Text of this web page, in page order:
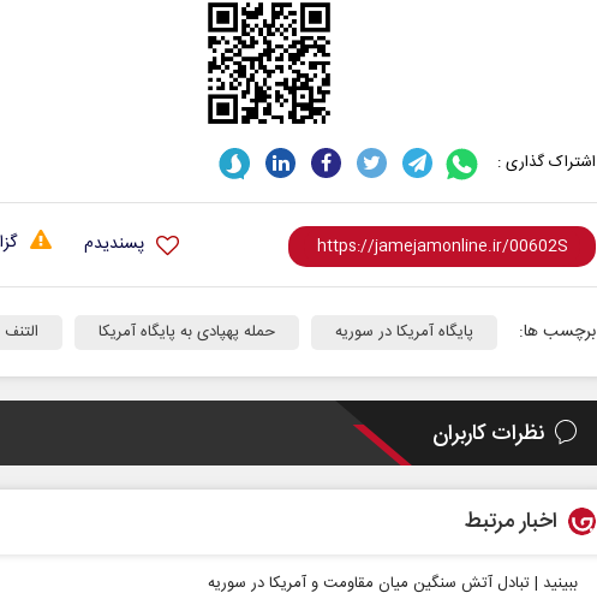
اشتراک گذاری :
پسندیدم
برچسب ها: پایگاه آمریکا در سوریه حمله پهپادی به پایگاه آمریکا التنف
نظرات کاربران
اخبار مرتبط
ببینید | تبادل آتش سنگین میان مقاومت و آمریکا در سوریه